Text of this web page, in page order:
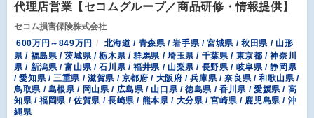
代理店営業【セコムグループ／商品研修・情報提供】
セコム損害保険株式会社
600万円～849万円
北海道 / 青森県 / 岩手県 / 宮城県 / 秋田県 / 山形
県 / 福島県 / 茨城県 / 栃木県 / 群馬県 / 埼玉県 / 千葉県 / 東京都 / 神奈川
県 / 新潟県 / 富山県 / 石川県 / 福井県 / 山梨県 / 長野県 / 岐阜県 / 静岡県
/ 愛知県 / 三重県 / 滋賀県 / 京都府 / 大阪府 / 兵庫県 / 奈良県 / 和歌山県 /
鳥取県 / 島根県 / 岡山県 / 広島県 / 山口県 / 徳島県 / 香川県 / 愛媛県 / 高
知県 / 福岡県 / 佐賀県 / 長崎県 / 熊本県 / 大分県 / 宮崎県 / 鹿児島県 / 沖
縄県